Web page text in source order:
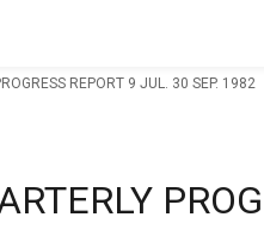
REPORT 9 JUL. 30 SEP. 1982